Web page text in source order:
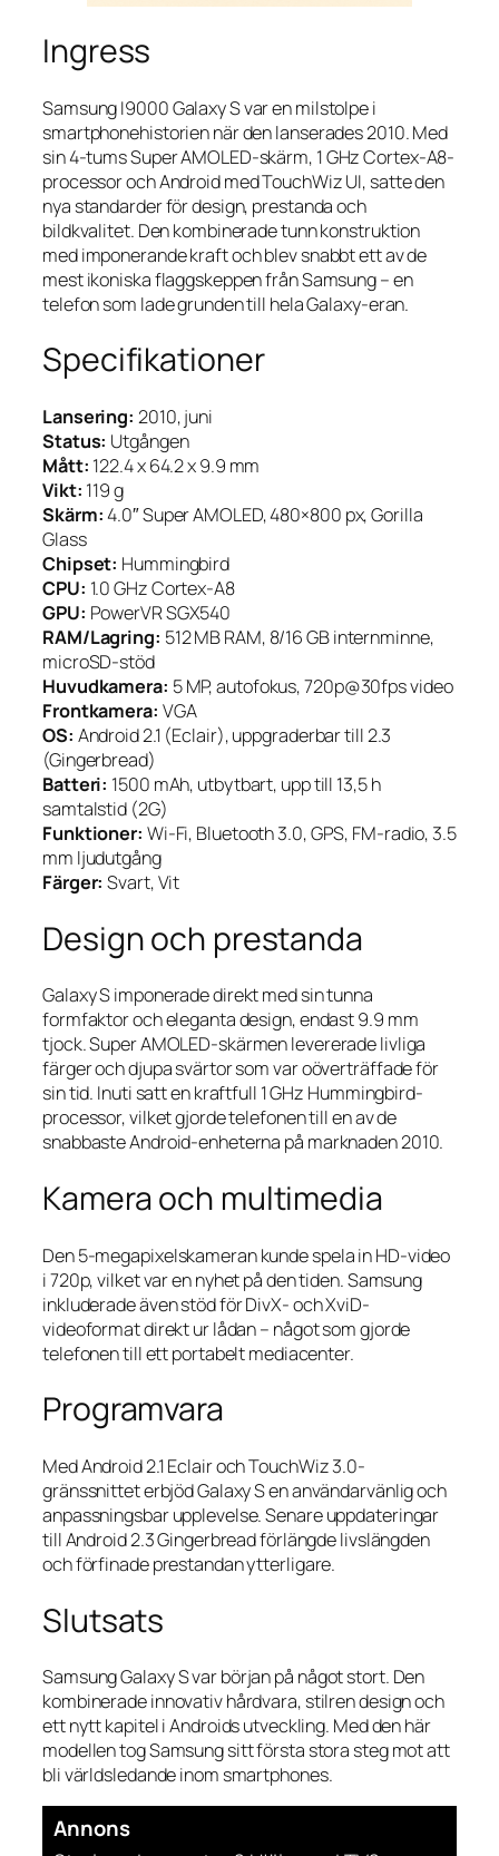
Ingress
Samsung I9000 Galaxy S var en milstolpe i
smartphonehistorien när den lanserades 2010. Med
sin 4-tums Super AMOLED-skärm, 1 GHz Cortex-A8-
processor och Android med TouchWiz UI, satte den
nya standarder för design, prestanda och
bildkvalitet. Den kombinerade tunn konstruktion
med imponerande kraft och blev snabbt ett av de
mest ikoniska flaggskeppen från Samsung – en
telefon som lade grunden till hela Galaxy-eran.
Specifikationer
Lansering: 2010, juni
Status: Utgången
Mått: 122.4 x 64.2 x 9.9 mm
Vikt: 119 g
Skärm:4.0″ Super AMOLED, 480×800 px, Gorilla
Glass
Chipset: Hummingbird
CPU: 1.0 GHz Cortex-A8
GPU: PowerVR SGX540
RAM/Lagring: 512 MB RAM, 8/16 GB internminne,
microSD-stöd
Huvudkamera: 5 MP, autofokus, 720p@30fps video
Frontkamera: VGA
OS: Android 2.1 (Eclair), uppgraderbar till 2.3
(Gingerbread)
Batteri: 1500 mAh, utbytbart, upp till 13,5 h
samtalstid (2G)
Funktioner: Wi-Fi, Bluetooth 3.0, GPS, FM-radio, 3.5
mm ljudutgång
Färger: Svart, Vit
Design och prestanda
Galaxy S imponerade direkt med sin tunna
formfaktor och eleganta design, endast 9.9 mm
tjock. Super AMOLED-skärmen levererade livliga
färger och djupa svärtor som var oöverträffade för
sin tid. Inuti satt en kraftfull 1 GHz Hummingbird-
processor, vilket gjorde telefonen till en av de
snabbaste Android-enheterna på marknaden 2010.
Kamera och multimedia
Den 5-megapixelskameran kunde spela in HD-video
i 720p, vilket var en nyhet på den tiden. Samsung
inkluderade även stöd för DivX- och XviD-
videoformat direkt ur lådan – något som gjorde
telefonen till ett portabelt mediacenter.
Programvara
Med Android 2.1 Eclair och TouchWiz 3.0-
gränssnittet erbjöd Galaxy S en användarvänlig och
anpassningsbar upplevelse. Senare uppdateringar
till Android 2.3 Gingerbread förlängde livslängden
och förfinade prestandan ytterligare.
Slutsats
Samsung Galaxy S var början på något stort. Den
kombinerade innovativ hårdvara, stilren design och
ett nytt kapitel i Androids utveckling. Med den här
modellen tog Samsung sitt första stora steg mot att
bli världsledande inom smartphones.
Annons